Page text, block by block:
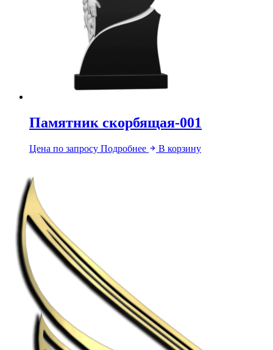
Памятник скорбящая-001
Цена по запросу Подробнее В корзину